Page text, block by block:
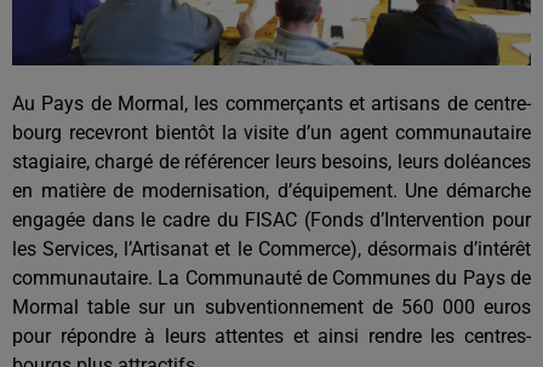
Au Pays de Mormal, les commerçants et artisans de centre-
bourg recevront bientôt la visite d’un agent communautaire
stagiaire, chargé de référencer leurs besoins, leurs doléances
en matière de modernisation, d’équipement. Une démarche
engagée dans le cadre du FISAC (Fonds d’Intervention pour
les Services, l’Artisanat et le Commerce), désormais d’intérêt
communautaire. La Communauté de Communes du Pays de
Mormal table sur un subventionnement de 560 000 euros
pour répondre à leurs attentes et ainsi rendre les centres-